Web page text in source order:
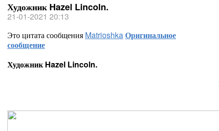
Художник Hazel Lincoln.
21-01-2021 20:13
Это цитата сообщения MatrioshkaОригинальное
сообщение
Художник Hazel Lincoln.